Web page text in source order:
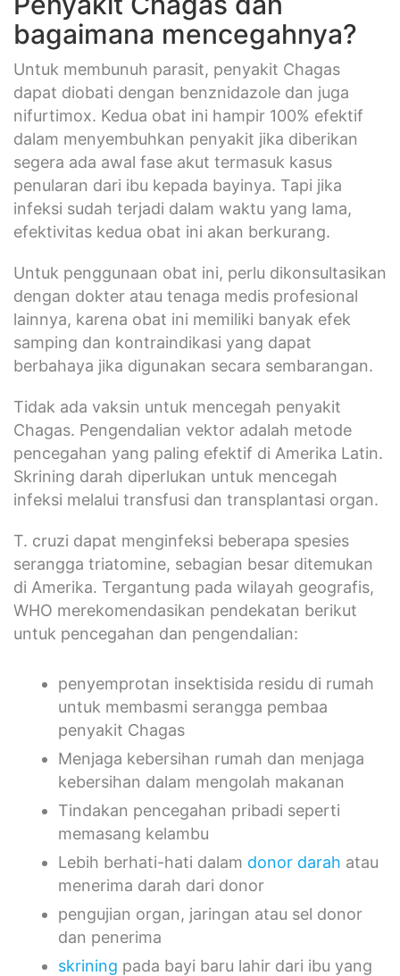
bagaimana mencegahnya?
Untuk membunuh parasit, penyakit Chagas
dapat diobati dengan benznidazole dan juga
nifurtimox. Kedua obat ini hampir 100% efektif
dalam menyembuhkan penyakit jika diberikan
segera ada awal fase akut termasuk kasus
penularan dari ibu kepada bayinya. Tapi jika
infeksi sudah terjadi dalam waktu yang lama,
efektivitas kedua obat ini akan berkurang.
Untuk penggunaan obat ini, perlu dikonsultasikan
dengan dokter atau tenaga medis profesional
lainnya, karena obat ini memiliki banyak efek
samping dan kontraindikasi yang dapat
berbahaya jika digunakan secara sembarangan.
Tidak ada vaksin untuk mencegah penyakit
Chagas. Pengendalian vektor adalah metode
pencegahan yang paling efektif di Amerika Latin.
Skrining darah diperlukan untuk mencegah
infeksi melalui transfusi dan transplantasi organ.
T. cruzi dapat menginfeksi beberapa spesies
serangga triatomine, sebagian besar ditemukan
di Amerika. Tergantung pada wilayah geografis,
WHO merekomendasikan pendekatan berikut
untuk pencegahan dan pengendalian:
penyemprotan insektisida residu di rumah
untuk membasmi serangga pembaa
penyakit Chagas
Menjaga kebersihan rumah dan menjaga
kebersihan dalam mengolah makanan
Tindakan pencegahan pribadi seperti
memasang kelambu
Lebih berhati-hati dalam donor darah atau
menerima darah dari donor
pengujian organ, jaringan atau sel donor
dan penerima
skrining pada bayi baru lahir dari ibu yang